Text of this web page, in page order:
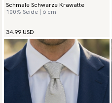
Schmale Schwarze Krawatte
100% Seide | 6 cm
34.99 USD